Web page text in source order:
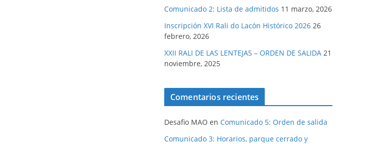
Comunicado 2: Lista de admitidos 11 marzo, 2026
Inscripción XVI Rali do Lacón Histórico 2026 26
febrero, 2026
XXII RALI DE LAS LENTEJAS – ORDEN DE SALIDA 21
noviembre, 2025
Comentarios recientes
Desafio MAO en Comunicado 5: Orden de salida
Comunicado 3: Horarios, parque cerrado y